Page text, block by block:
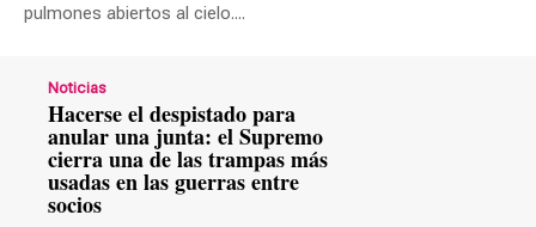
pulmones abiertos al cielo....
Noticias
Hacerse el despistado para
anular una junta: el Supremo
cierra una de las trampas más
usadas en las guerras entre
socios